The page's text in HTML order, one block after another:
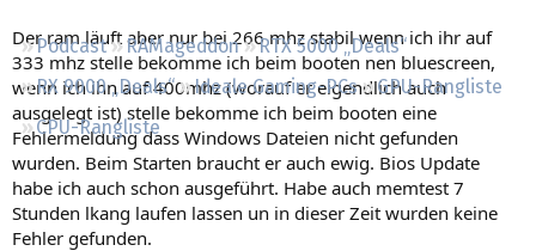
Podcast RAMageddon
RTX 5000 „Deals“
RX 9000 „Deals“
Ideale Gaming-PCs
GPU-Rangliste
CPU-Rangliste
Der ram läuft aber nur bei 266 mhz stabil wenn ich ihr auf
333 mhz stelle bekomme ich beim booten nen bluescreen,
wenn ich ihn auf 400mhz (worauf er eigendlich auch
ausgelegt ist) stelle bekomme ich beim booten eine
Fehlermeldung dass Windows Dateien nicht gefunden
wurden. Beim Starten braucht er auch ewig. Bios Update
habe ich auch schon ausgeführt. Habe auch memtest 7
Stunden lkang laufen lassen un in dieser Zeit wurden keine
Fehler gefunden.